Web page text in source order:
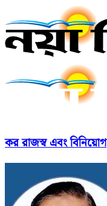
কর রাজস্ব এবং বিনিয়োগ